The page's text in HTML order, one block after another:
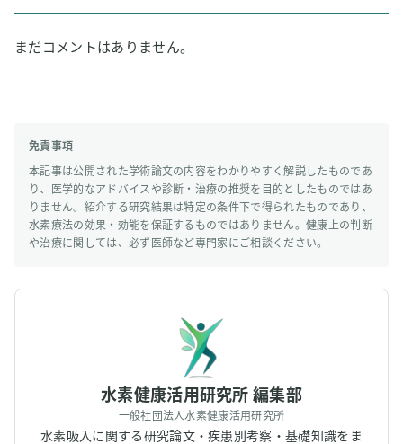
まだコメントはありません。
免責事項
本記事は公開された学術論文の内容をわかりやすく解説したものであ
り、医学的なアドバイスや診断・治療の推奨を目的としたものではあ
りません。紹介する研究結果は特定の条件下で得られたものであり、
水素療法の効果・効能を保証するものではありません。健康上の判断
や治療に関しては、必ず医師など専門家にご相談ください。
水素健康活用研究所 編集部
一般社団法人水素健康活用研究所
水素吸入に関する研究論文・疾患別考察・基礎知識をま